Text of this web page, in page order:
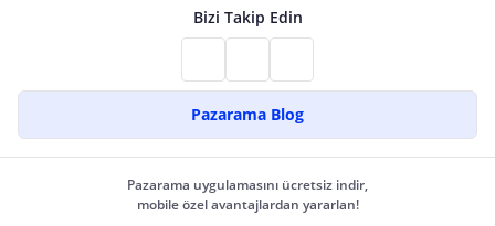
Bizi Takip Edin
Pazarama Blog
Pazarama uygulamasını ücretsiz indir,
mobile özel avantajlardan yararlan!